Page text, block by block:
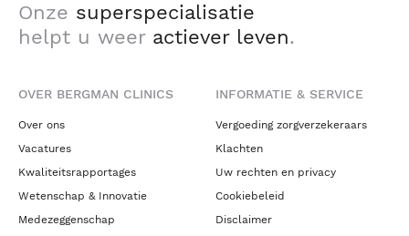
Onze superspecialisatie
helpt u weer actiever leven.
OVER BERGMAN CLINICS
Over ons
Vacatures
Kwaliteitsrapportages
Wetenschap & Innovatie
Medezeggenschap
INFORMATIE & SERVICE
Vergoeding zorgverzekeraars
Klachten
Uw rechten en privacy
Cookiebeleid
Disclaimer